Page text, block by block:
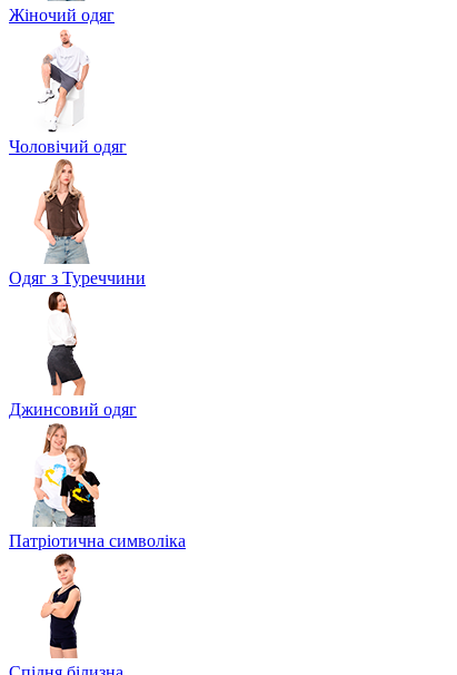
Жіночий одяг
Чоловічий одяг
Одяг з Туреччини
Джинсовий одяг
Патріотична символіка